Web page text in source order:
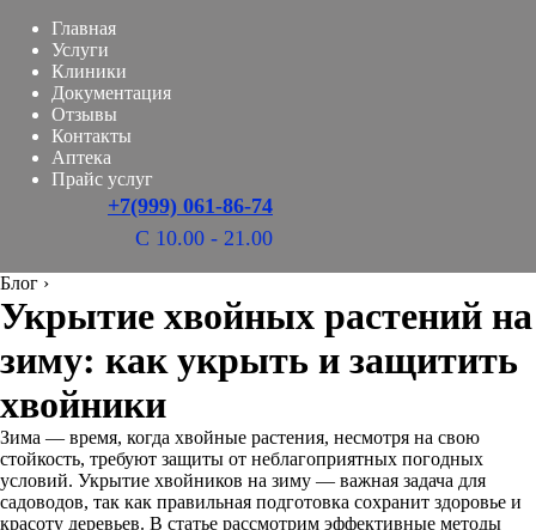
Главная
Услуги
Клиники
Документация
Отзывы
Контакты
Аптека
Прайс услуг
+7(999) 061-86-74
С 10.00 - 21.00
Блог ›
Укрытие хвойных растений на
зиму: как укрыть и защитить
хвойники
Зима — время, когда хвойные растения, несмотря на свою
стойкость, требуют защиты от неблагоприятных погодных
условий. Укрытие хвойников на зиму — важная задача для
садоводов, так как правильная подготовка сохранит здоровье и
красоту деревьев. В статье рассмотрим эффективные методы